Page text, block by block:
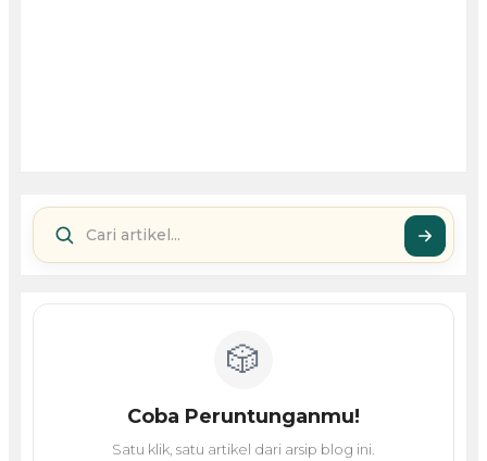
🎲
Coba Peruntunganmu!
Satu klik, satu artikel dari arsip blog ini.